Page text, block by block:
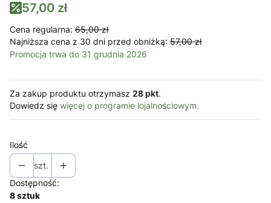
57,00 zł
Cena regularna: 65,00 zł
Najniższa cena z 30 dni przed obniżką: 57,00 zł
Promocja trwa do 31 grudnia 2026
Za zakup produktu otrzymasz 28 pkt.
Dowiedz się więcej o programie lojalnościowym.
Ilość
szt.
Dostępność:
8 sztuk